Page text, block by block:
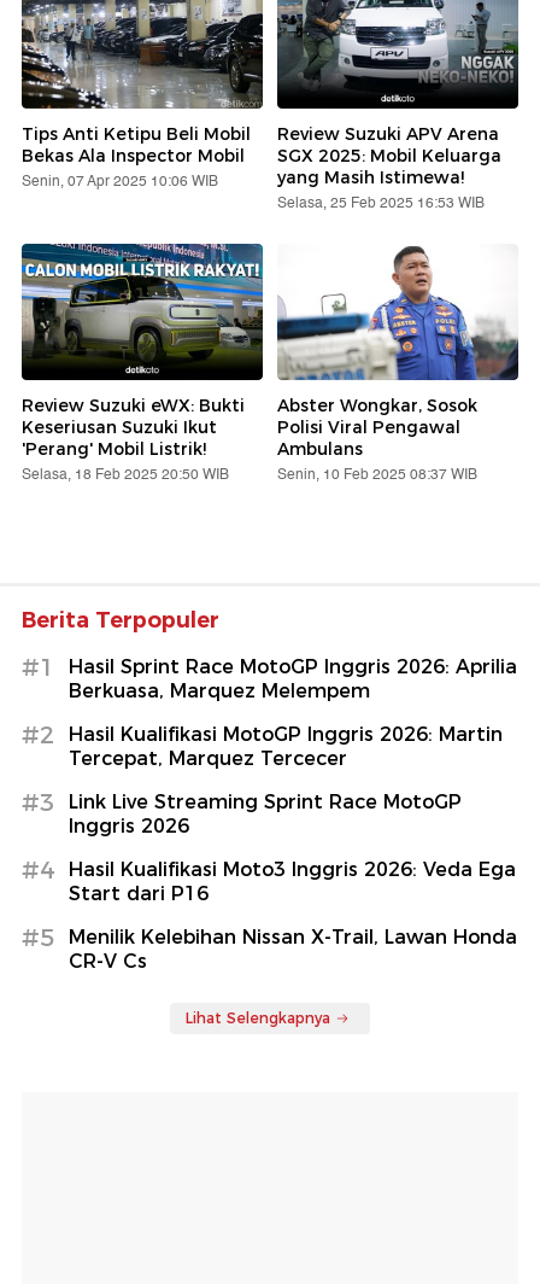
Tips Anti Ketipu Beli Mobil
Bekas Ala Inspector Mobil
Senin, 07 Apr 2025 10:06 WIB
Review Suzuki APV Arena
SGX 2025: Mobil Keluarga
yang Masih Istimewa!
Selasa, 25 Feb 2025 16:53 WIB
Review Suzuki eWX: Bukti
Keseriusan Suzuki Ikut
'Perang' Mobil Listrik!
Selasa, 18 Feb 2025 20:50 WIB
Abster Wongkar, Sosok
Polisi Viral Pengawal
Ambulans
Senin, 10 Feb 2025 08:37 WIB
Berita Terpopuler
#1
Hasil Sprint Race MotoGP Inggris 2026: Aprilia
Berkuasa, Marquez Melempem
#2
Hasil Kualifikasi MotoGP Inggris 2026: Martin
Tercepat, Marquez Tercecer
#3
Link Live Streaming Sprint Race MotoGP
Inggris 2026
#4
Hasil Kualifikasi Moto3 Inggris 2026: Veda Ega
Start dari P16
#5
Menilik Kelebihan Nissan X-Trail, Lawan Honda
CR-V Cs
Lihat Selengkapnya